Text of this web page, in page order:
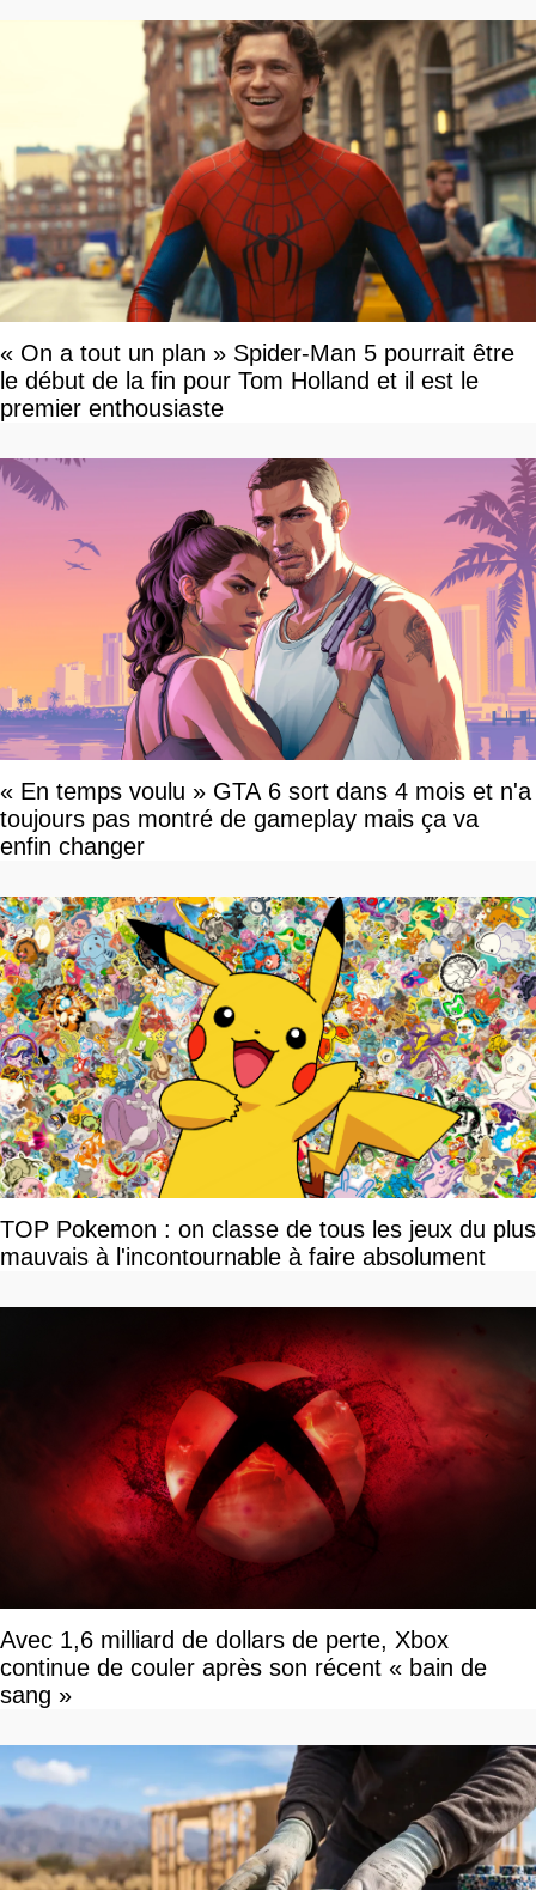
« On a tout un plan » Spider-Man 5 pourrait être
le début de la fin pour Tom Holland et il est le
premier enthousiaste
« En temps voulu » GTA 6 sort dans 4 mois et n'a
toujours pas montré de gameplay mais ça va
enfin changer
TOP Pokemon : on classe de tous les jeux du plus
mauvais à l'incontournable à faire absolument
Avec 1,6 milliard de dollars de perte, Xbox
continue de couler après son récent « bain de
sang »